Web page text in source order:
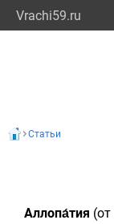
Vrachi59.ru
Статьи
Аллопа́тия (от